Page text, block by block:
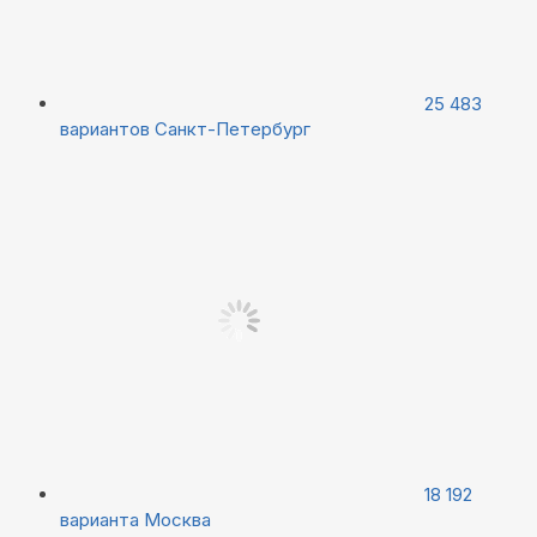
25 483
вариантов Санкт-Петербург
18 192
варианта Москва